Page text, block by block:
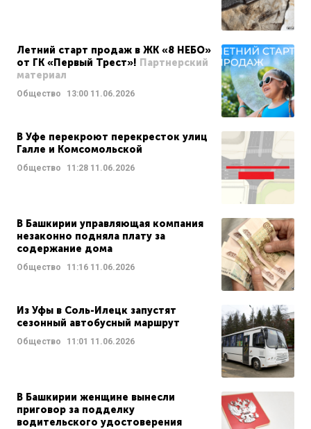
Летний старт продаж в ЖК «8 НЕБО»
от ГК «Первый Трест»! Партнерский
материал
Общество 13:00 11.06.2026
В Уфе перекроют перекресток улиц
Галле и Комсомольской
Общество 11:28 11.06.2026
В Башкирии управляющая компания
незаконно подняла плату за
содержание дома
Общество 11:16 11.06.2026
Из Уфы в Соль-Илецк запустят
сезонный автобусный маршрут
Общество 11:01 11.06.2026
В Башкирии женщине вынесли
приговор за подделку
водительского удостоверения